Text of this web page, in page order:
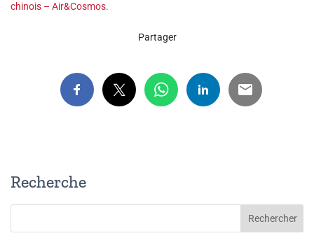
chinois – Air&Cosmos.
Partager
Recherche